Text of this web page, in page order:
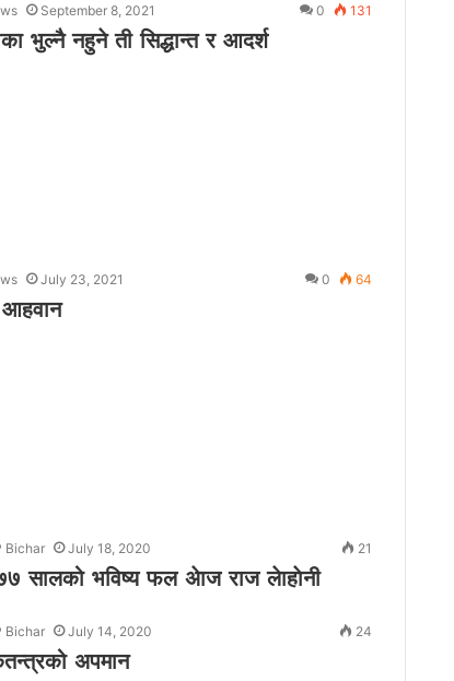
September 8, 2021 0 131
भुल्नै नहुने ती सिद्धान्त र आदर्श
July 23, 2021 0 64
आहवान
Bichar July 18, 2020 21
सालको भविष्य फल अेाज राज लेाहाेनी
Bichar July 14, 2020 24
अपमान